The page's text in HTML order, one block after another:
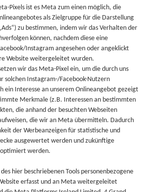
Pixels ist es Meta zum einen möglich, die
als Zielgruppe für die Darstellung
zu bestimmen, indem wir das Verhalten der
können, nachdem diese eine
Instagram angesehen oder angeklickt
Website weitergeleitet wurden.
wir das Meta-Pixel ein, um die durch uns
solchen Instagram-/Facebook-Nutzern
ein Interesse an unserem Onlineangebot gezeigt
Merkmale (z.B. Interessen an bestimmten
die anhand der besuchten Webseiten
die wir an Meta übermitteln. Dadurch
der Werbeanzeigen für statistische und
ausgewertet werden und zukünftige
werden.
hier beschriebenen Tools personenbezogene
erfasst und an Meta weitergeleitet